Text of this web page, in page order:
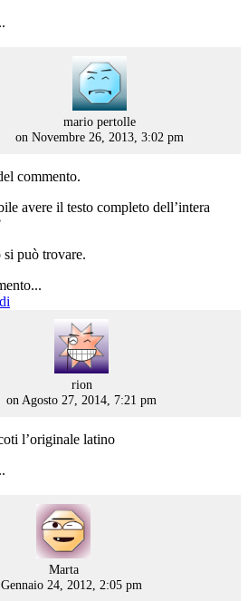
mario pertollesays:
on Novembre 26, 2013, 3:02 pm
commento.
avere il testo completo dell’intera
si può trovare.
rionsays:
on Agosto 27, 2014, 7:21 pm
l’originale latino
Martasays:
24, 2012, 2:05 pm